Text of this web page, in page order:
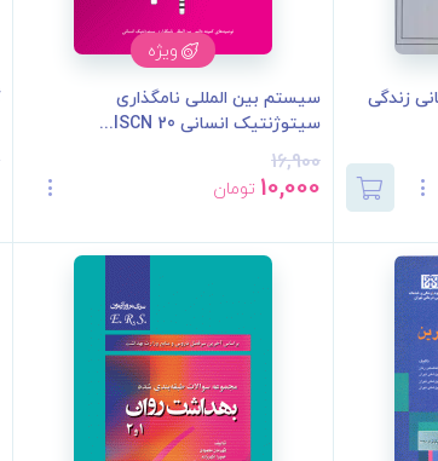
زندگی
ویژه
سیستم بین المللی نامگذاری
سیتوژنتیک انسانی ISCN 20...
16,900
10,000 تومان